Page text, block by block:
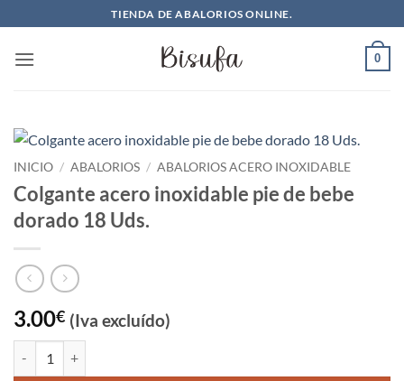
al
contenido
TIENDA DE ABALORIOS ONLINE.
0
INICIO / ABALORIOS / ABALORIOS ACERO INOXIDABLE
Colgante acero inoxidable pie de bebe
dorado 18 Uds.
3.00€ (Iva excluído)